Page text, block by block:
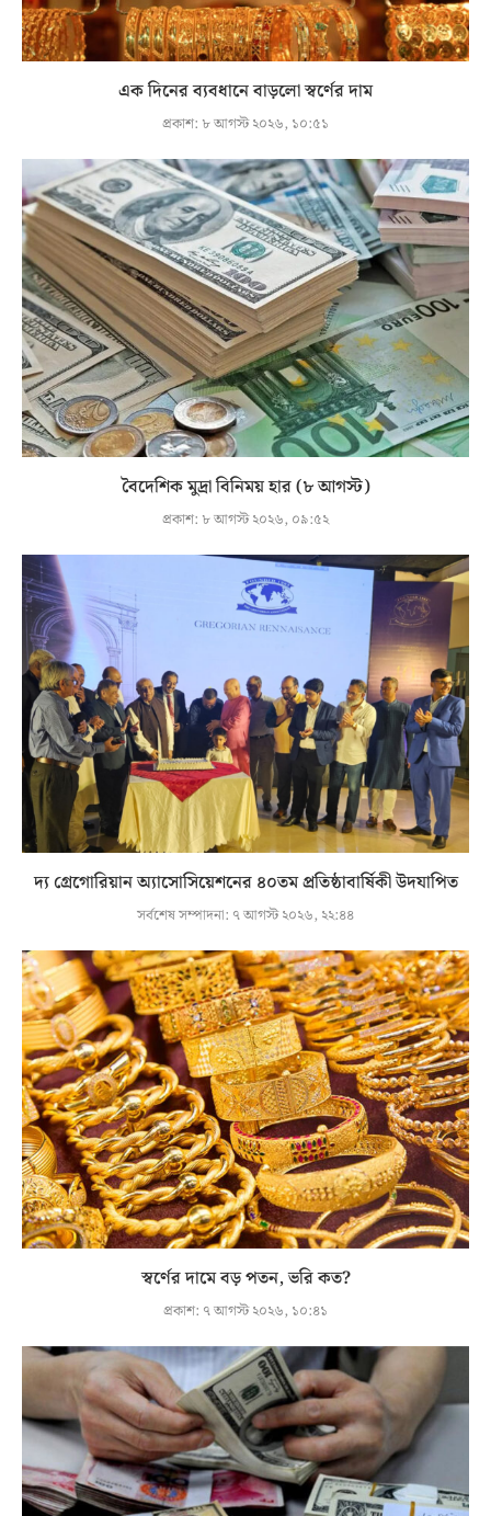
এক দিনের ব্যবধানে বাড়লো স্বর্ণের দাম
প্রকাশ: ৮ আগস্ট ২০২৬, ১০:৫১
বৈদেশিক মুদ্রা বিনিময় হার (৮ আগস্ট)
প্রকাশ: ৮ আগস্ট ২০২৬, ০৯:৫২
দ্য গ্রেগোরিয়ান অ্যাসোসিয়েশনের ৪০তম প্রতিষ্ঠাবার্ষিকী উদযাপিত
সর্বশেষ সম্পাদনা: ৭ আগস্ট ২০২৬, ২২:৪৪
স্বর্ণের দামে বড় পতন, ভরি কত?
প্রকাশ: ৭ আগস্ট ২০২৬, ১০:৪১